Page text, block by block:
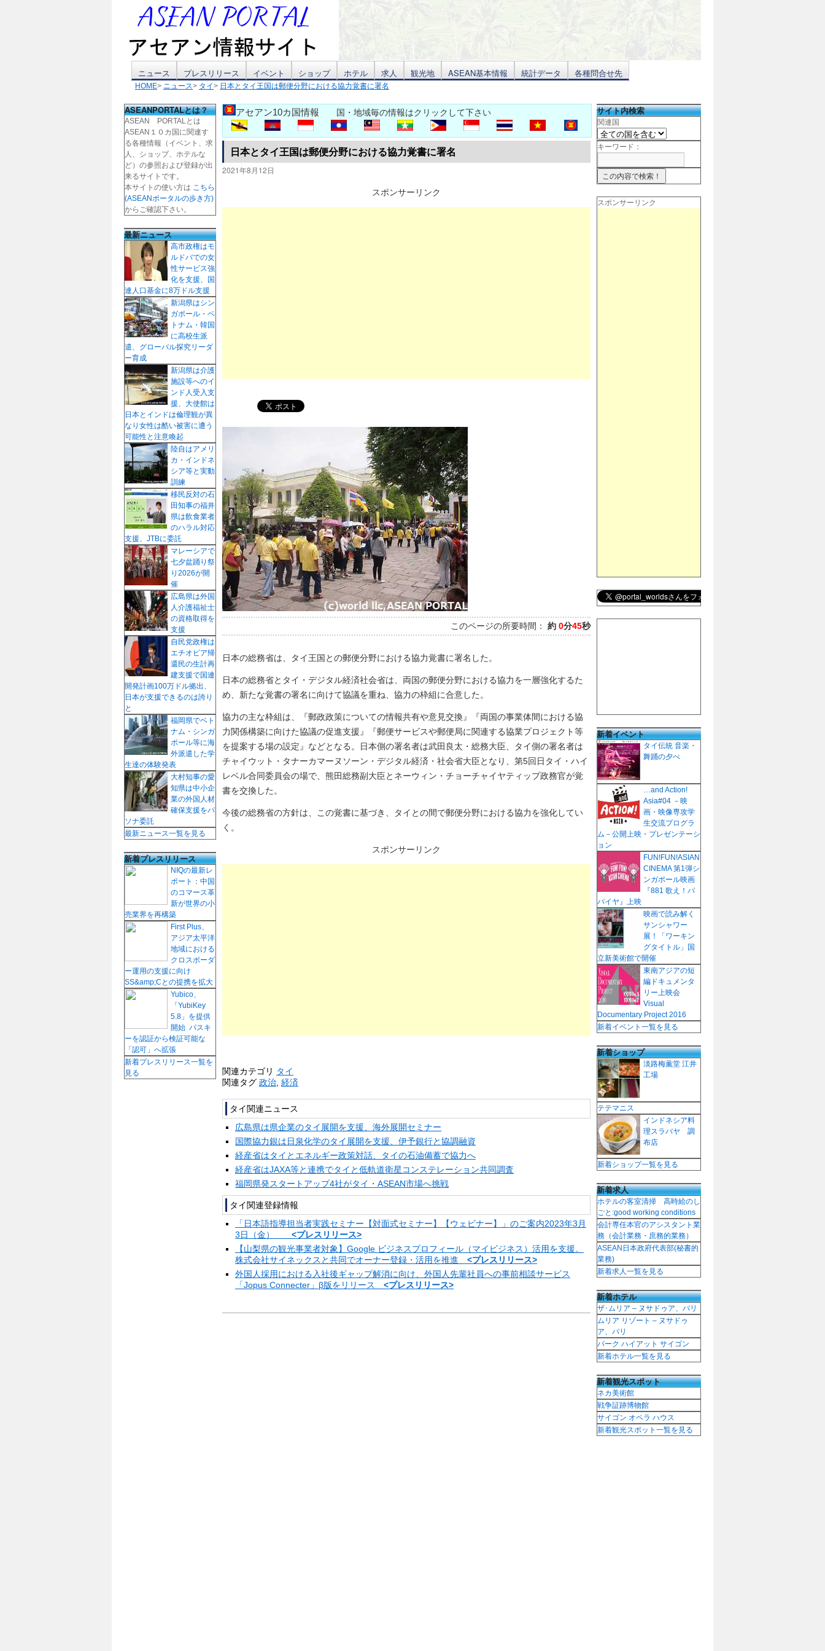
テ
ン
ツ
へ
ス
キ
ッ
プ
ニュース プレスリリース イベント ショップ ホテル 求人 観光地 ASEAN基本情報 統計データ 各種問合せ先
HOME> ニュース> タイ> 日本とタイ王国は郵便分野における協力覚書に署名
アセアン10カ国情報 国・地域毎の情報はクリックして下さい
日本とタイ王国は郵便分野における協力覚書に署名
2021年8月12日
スポンサーリンク
このページの所要時間： 約 0分45秒
日本の総務省は、タイ王国との郵便分野における協力覚書に署名した。
日本の総務省とタイ・デジタル経済社会省は、両国の郵便分野における協力を一層強化するた
め、新たな覚書の署名に向けて協議を重ね、協力の枠組に合意した。
協力の主な枠組は、『郵政政策についての情報共有や意見交換』『両国の事業体間における協
力関係構築に向けた協議の促進支援』『郵便サービスや郵便局に関連する協業プロジェクト等
を提案する場の設定』などとなる。日本側の署名者は武田良太・総務大臣、タイ側の署名者は
チャイウット・タナーカマーヌソーン・デジタル経済・社会省大臣となり、第5回日タイ・ハイ
レベル合同委員会の場で、熊田総務副大臣とネーウィン・チョーチャイヤティップ政務官が覚
書を交換した。
今後の総務省の方針は、この覚書に基づき、タイとの間で郵便分野における協力を強化してい
く。
スポンサーリンク
関連カテゴリ タイ
関連タグ 政治 経済
タイ関連ニュース
広島県は県企業のタイ展開を支援、海外展開セミナー
国際協力銀は日泉化学のタイ展開を支援、伊予銀行と協調融資
経産省はタイとエネルギー政策対話、タイの石油備蓄で協力へ
経産省はJAXA等と連携でタイと低軌道衛星コンステレーション共同調査
福岡県発スタートアップ4社がタイ・ASEAN市場へ挑戦
タイ関連登録情報
「日本語指導担当者実践セミナー【対面式セミナー】【ウェビナー】」のご案内2023年3月
3日（金） <プレスリリース>
【山梨県の観光事業者対象】Google ビジネスプロフィール（マイビジネス）活用を支援。
株式会社サイネックスと共同でオーナー登録・活用を推進 <プレスリリース>
外国人採用における入社後ギャップ解消に向け、外国人先輩社員への事前相談サービス
「Jopus Connecter」β版をリリース <プレスリリース>
ASEANPORTALとは？
ASEAN PORTALとは
ASEAN１０カ国に関連す
る各種情報（イベント、求
人、ショップ、ホテルな
ど）の参照および登録が出
来るサイトです。
本サイトの使い方は こちら
(ASEANポータルの歩き方)
からご確認下さい。
最新ニュース
高市政権はモ
ルドバでの女
性サービス強
化を支援、国
連人口基金に8万ドル支援
新潟県はシン
ガポール・ベ
トナム・韓国
に高校生派
遣、グローバル探究リーダ
ー育成
新潟県は介護
施設等へのイ
ンド人受入支
援、大使館は
日本とインドは倫理観が異
なり女性は酷い被害に遭う
可能性と注意喚起
陸自はアメリ
カ・インドネ
シア等と実動
訓練
移民反対の石
田知事の福井
県は飲食業者
のハラル対応
支援、JTBに委託
マレーシアで
七夕盆踊り祭
り2026が開
催
広島県は外国
人介護福祉士
の資格取得を
支援
自民党政権は
エチオピア帰
還民の生計再
建支援で国連
開発計画100万ドル拠出、
日本が支援できるのは誇り
と
福岡県でベト
ナム・シンガ
ポール等に海
外派遣した学
生達の体験発表
大村知事の愛
知県は中小企
業の外国人材
確保支援をパ
ソナ委託
最新ニュース一覧を見る
新着プレスリリース
NIQの最新レ
ポート：中国
のコマース革
新が世界の小
売業界を再構築
First Plus、
アジア太平洋
地域における
クロスボーダ
ー運用の支援に向け
SS&amp;Cとの提携を拡大
Yubico、
「YubiKey
5.8」を提供
開始 パスキ
ーを認証から検証可能な
「認可」へ拡張
新着プレスリリース一覧を
見る
サイト内検索
関連国
キーワード：
スポンサーリンク
新着イベント
タイ伝統 音楽・
舞踊の夕べ
…and Action!
Asia#04 －映
画・映像専攻学
生交流プログラ
ム－公開上映・プレゼンテーシ
ョン
FUN!FUN!ASIAN
CINEMA 第1弾シ
ンガポール映画
『881 歌え！パ
パイヤ』上映
映画で読み解く
サンシャワー
展！「ワーキン
グタイトル」国
立新美術館で開催
東南アジアの短
編ドキュメンタ
リー上映会
Visual
Documentary Project 2016
新着イベント一覧を見る
新着ショップ
淡路梅薫堂 江井
工場
テテマニス
インドネシア料
理スラバヤ 調
布店
新着ショップ一覧を見る
新着求人
ホテルの客室清掃 高時給のし
ごと:good working conditions
会計専任本官のアシスタント業
務（会計業務・庶務的業務）
ASEAN日本政府代表部(秘書的
業務)
新着求人一覧を見る
新着ホテル
ザ･ムリア – ヌサドゥア、バリ
ムリア リゾート – ヌサドゥ
ア、バリ
パーク ハイアット サイゴン
新着ホテル一覧を見る
新着観光スポット
ネカ美術館
戦争証跡博物館
サイゴン オペラ ハウス
新着観光スポット一覧を見る